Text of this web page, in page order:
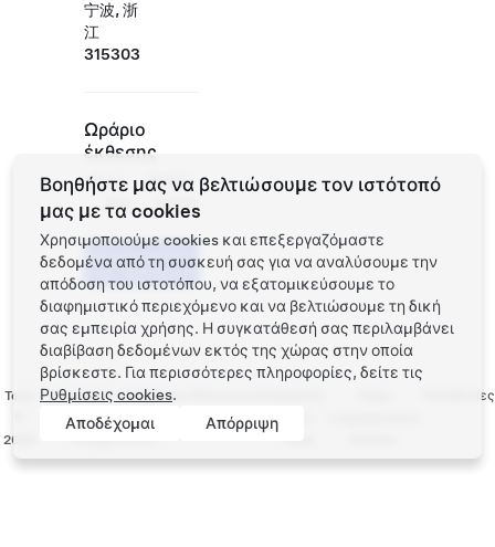
宁波, 浙
江
315303
Ωράριο
έκθεσης
Δευ -
Κυρ
10:00 -
22:00
Προγραμματίστε
ένα Test Drive
Tesla
2026
Προστασία απορρήτου
και Νομικές
Τοποθεσίες
Βοηθήστε μας να βελτιώσουμε τον ιστότοπό
μας με τα cookies
Χρησιμοποιούμε cookies και επεξεργαζόμαστε
δεδομένα από τη συσκευή σας για να αναλύσουμε την
απόδοση του ιστοτόπου, να εξατομικεύσουμε το
διαφημιστικό περιεχόμενο και να βελτιώσουμε τη δική
σας εμπειρία χρήσης. Η συγκατάθεσή σας περιλαμβάνει
διαβίβαση δεδομένων εκτός της χώρας στην οποία
βρίσκεστε. Για περισσότερες πληροφορίες, δείτε τις
Ρυθμίσεις cookies.
Αποδέχομαι
Απόρριψη